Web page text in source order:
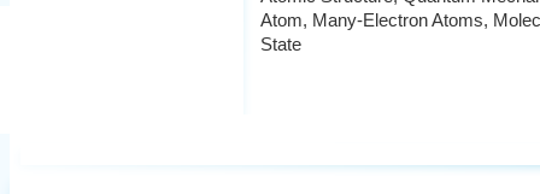
Atom, Many-Electron Atoms,
State